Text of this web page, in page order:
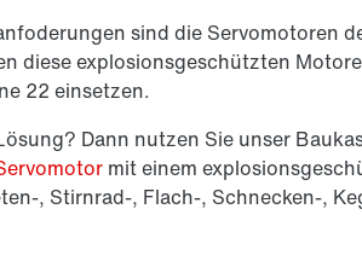
sind die Servomotoren
diese explosionsgeschützten
22 einsetzen.
Dann nutzen Sie unser
mit einem
, Stirnrad-, Flach-, Schnecken-,